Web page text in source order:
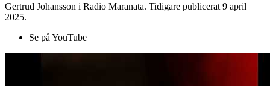
Gertrud Johansson i Radio Maranata. Tidigare publicerat 9 april
2025.
Se på YouTube